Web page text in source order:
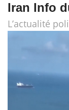
Iran Info
L’actualité